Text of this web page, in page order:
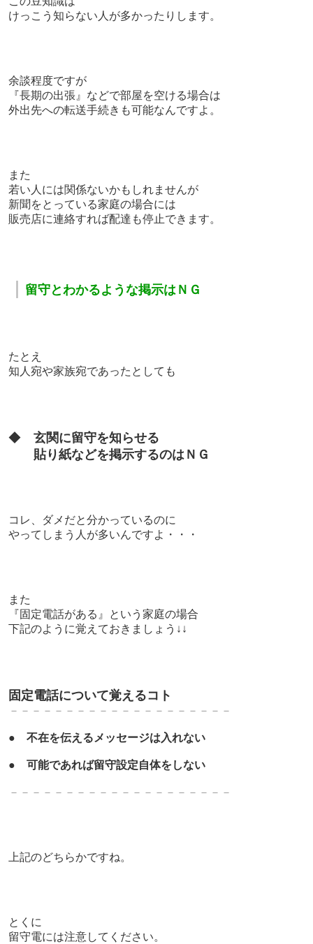
けっこう知らない人が多かったりします。
余談程度ですが
『長期の出張』などで部屋を空ける場合は
外出先への転送手続きも可能なんですよ。
また
若い人には関係ないかもしれませんが
新聞をとっている家庭の場合には
販売店に連絡すれば配達も停止できます。
留守とわかるような掲示はＮＧ
たとえ
知人宛や家族宛であったとしても
◆ 玄関に留守を知らせる
貼り紙などを掲示するのはＮＧ
コレ、ダメだと分かっているのに
やってしまう人が多いんですよ・・・
また
『固定電話がある』という家庭の場合
下記のように覚えておきましょう↓↓
固定電話について覚えるコト
－－－－－－－－－－－－－－－－－－－－
● 不在を伝えるメッセージは入れない
● 可能であれば留守設定自体をしない
－－－－－－－－－－－－－－－－－－－－
上記のどちらかですね。
とくに
留守電には注意してください。